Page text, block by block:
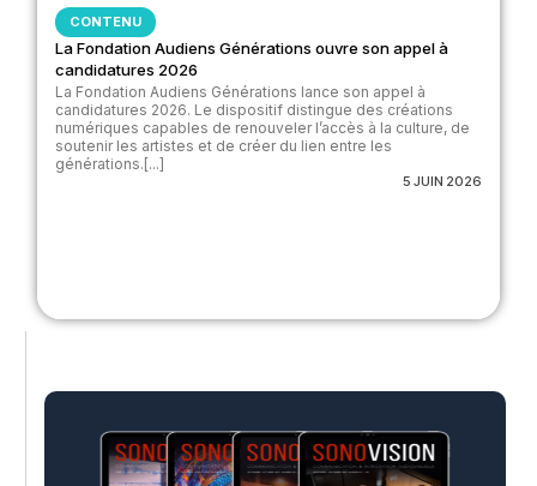
CONTENU
La Fondation Audiens Générations ouvre son appel à
candidatures 2026
La Fondation Audiens Générations lance son appel à
candidatures 2026. Le dispositif distingue des créations
numériques capables de renouveler l’accès à la culture, de
soutenir les artistes et de créer du lien entre les
générations.[...]
5 JUIN 2026